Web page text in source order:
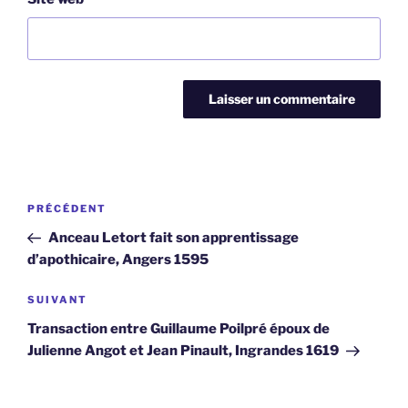
Navigation
l’article
Article
précédent
PRÉCÉDENT
Anceau Letort fait son apprentissage
d’apothicaire, Angers 1595
Article
suivant
SUIVANT
Transaction entre Guillaume Poilpré époux de
Julienne Angot et Jean Pinault, Ingrandes 1619